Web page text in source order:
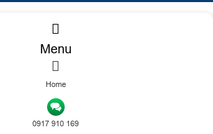
Menu
Home
0917 910 169
TƯ VẤN DỊCH VỤ